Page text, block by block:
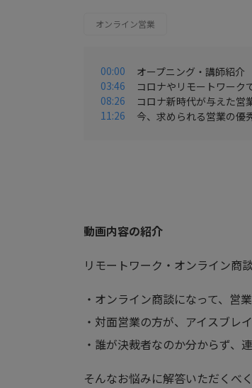
オンライン営業
00:00
オープニング・講師紹介
03:46
コロナやリモートワーク
08:26
コロナ新時代が与えた営
11:26
今、求められる営業の優
動画内容の紹介
リモートワーク・オンライン商
・オンライン商談になって、営
・対面営業の方が、アイスブレ
・誰が決裁者なのか分からず、
そんなお悩みに解答いただくべ